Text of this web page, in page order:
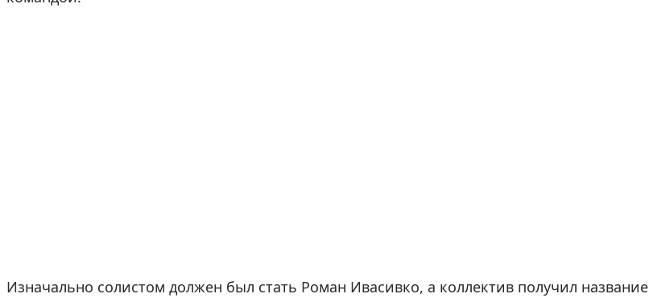
Изначально солистом должен был стать Роман Ивасивко, а коллектив получил название